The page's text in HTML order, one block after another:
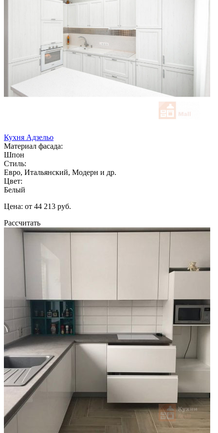
Кухня Адзельо
Материал фасада:
Шпон
Стиль:
Евро, Итальянский, Модерн и др.
Цвет:
Белый
Цена: от 44 213 руб.
Рассчитать